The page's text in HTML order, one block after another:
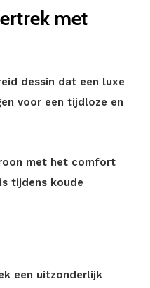
met
dessin dat een luxe
voor een tijdloze en
met het comfort
tijdens koude
een uitzonderlijk